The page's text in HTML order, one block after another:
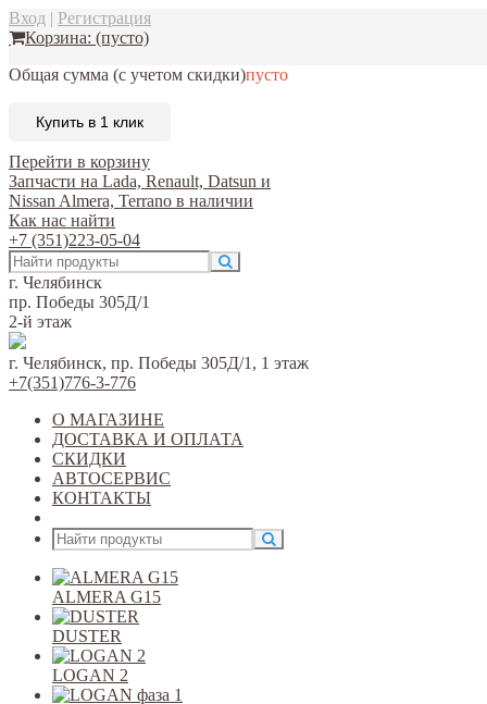
Вход | Регистрация
Корзина: (пусто)
Общая сумма (с учетом скидки)пусто
Купить в 1 клик
Перейти в корзину
Запчасти на Lada, Renault, Datsun и
Nissan Almera, Terrano в наличии
Как нас найти
+7 (351)223-05-04
г. Челябинск
пр. Победы 305Д/1
2-й этаж
г. Челябинск, пр. Победы 305Д/1, 1 этаж
+7(351)776-3-776
О МАГАЗИНЕ
ДОСТАВКА И ОПЛАТА
СКИДКИ
АВТОСЕРВИС
КОНТАКТЫ
ALMERA G15
DUSTER
LOGAN 2